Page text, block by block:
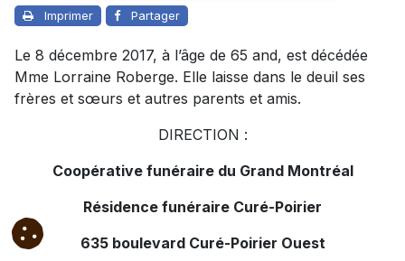
Imprimer Partager
Le 8 décembre 2017, à l’âge de 65 and, est décédée
Mme Lorraine Roberge. Elle laisse dans le deuil ses
frères et sœurs et autres parents et amis.
DIRECTION :
Coopérative funéraire du Grand Montréal
Résidence funéraire Curé-Poirier
635 boulevard Curé-Poirier Ouest